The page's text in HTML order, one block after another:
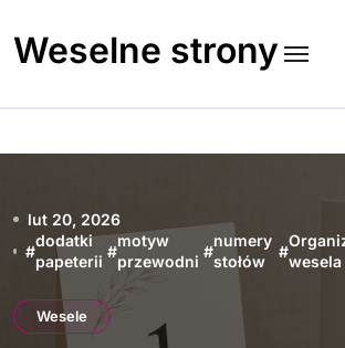
to
content
Weselne strony
lut 20, 2026
#
dodatki
papeterii
#
motyw
przewodni
#
numery
stołów
#
wesela
Wesele